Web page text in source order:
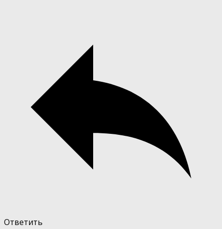
Ответить